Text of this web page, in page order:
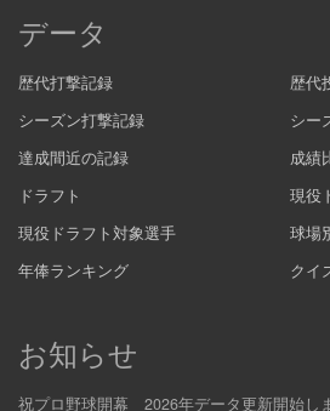
データ
歴代打撃記録
歴代
シーズン打撃記録
シー
達成間近の記録
成績
ドラフト
現役
現役ドラフト対象選手
球場
年俸ランキング
クイ
お知らせ
祝プロ野球開幕 2026年データ更新開始し